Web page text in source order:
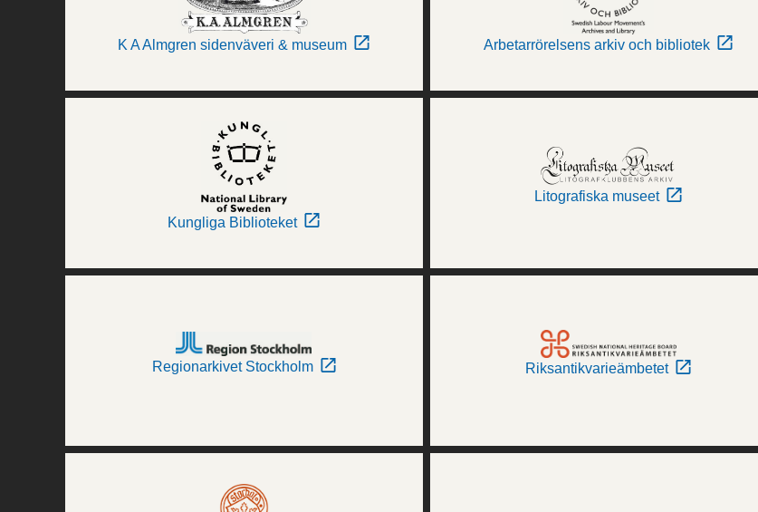
K A Almgren sidenväveri & museum Arbetarrörelsens arkiv och bibliotek
Kungliga Biblioteket
Litografiska museet
Regionarkivet Stockholm Riksantikvarieämbetet